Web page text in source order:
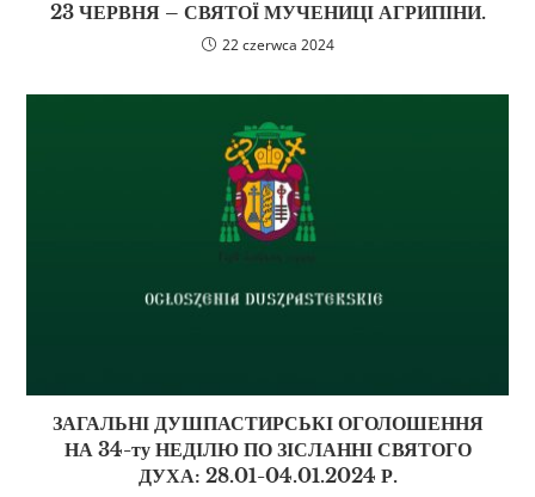
23 ЧЕРВНЯ – СВЯТОЇ МУЧЕНИЦІ АГРИПІНИ.
22 czerwca 2024
ЗАГАЛЬНІ ДУШПАСТИРСЬКІ ОГОЛОШЕННЯ
НА 34-ту НЕДІЛЮ ПО ЗІСЛАННІ СВЯТОГО
ДУХА: 28.01-04.01.2024 Р.